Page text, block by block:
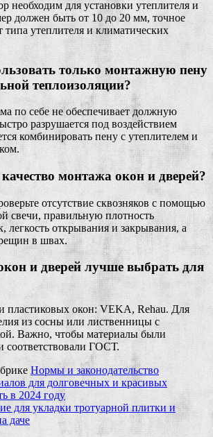
необходим для установки утеплителя и
должен быть от 10 до 20 мм, точное
типа утеплителя и климатических
только монтажную пену
теплоизоляции?
по себе не обеспечивает должную
разрушается под воздействием
комбинировать пену с утеплителем и
монтажа окон и дверей?
отсутствие сквозняков с помощью
свечи, правильную плотность
легкость открывания и закрывания, а
в швах.
и дверей лучше выбрать для
пластиковых окон: VEKA, Rehau. Для
из сосны или лиственницы с
Важно, чтобы материалы были
соответствовали ГОСТ.
Нормы и законодательство
для долговечных и красивых
в 2024 году
для укладки тротуарной плитки и
даче